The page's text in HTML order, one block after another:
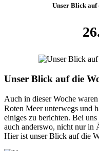
Unser Blick auf
Unser Blick auf die
Auch in dieser Woche
Roten Meer unterwegs und
einiges zu berichten. Bei
auch anderswo, nicht nur in
Hier ist unser Blick auf die